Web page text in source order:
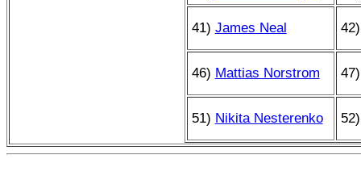
41) James Neal
46) Mattias Norstrom
51) Nikita Nesterenko